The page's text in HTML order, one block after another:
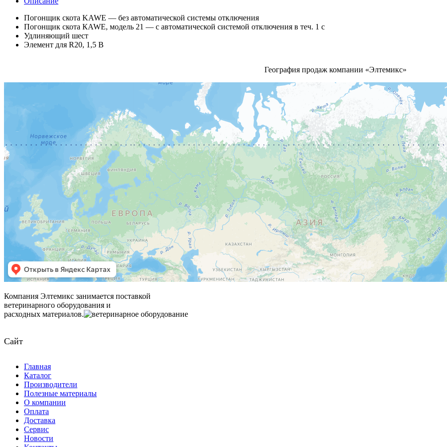
Погонщик скота KAWE — без автоматической системы отключения
Погонщик скота КAWE, модель 21 — с автоматической системой отключения в теч. 1 с
Удлиняющий шест
Элемент для R20, 1,5 В
География продаж компании «Элтемикс»
Компания Элтемикс занимается поставкой
ветеринарного оборудования и
расходных материалов.
Сайт
Главная
Каталог
Производители
Полезные материалы
О компании
Оплата
Доставка
Сервис
Новости